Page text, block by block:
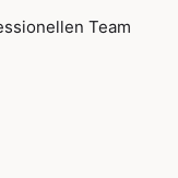
Team